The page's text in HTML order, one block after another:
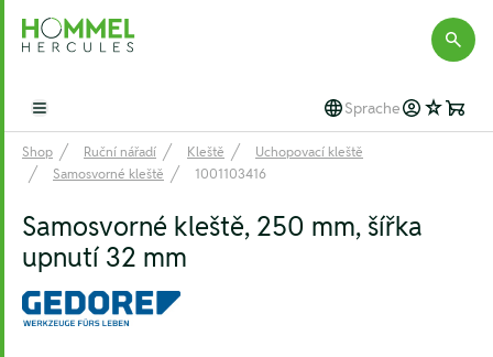
Hommel Hercules
Open main menu Sprache
Shop Ruční nářadí Kleště
Uchopovací kleště
Samosvorné kleště
1001103416
Samosvorné kleště, 250 mm, šířka
upnutí 32 mm